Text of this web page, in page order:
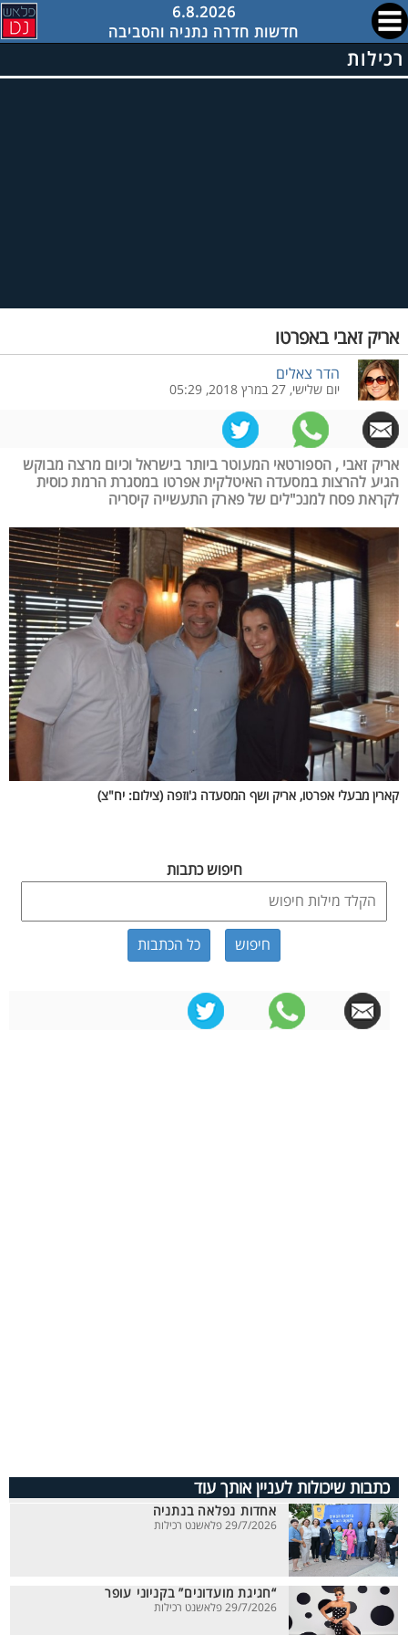
6.8.2026
חדשות חדרה נתניה והסביבה
רכילות
אריק זאבי באפרטו
הדר צאלים
יום שלישי, 27 במרץ 2018, 05:29
אריק זאבי , הספורטאי המעוטר ביותר בישראל וכיום מרצה מבוקש
הגיע להרצות במסעדה האיטלקית אפרטו במסגרת הרמת כוסית
לקראת פסח למנכ"לים של פארק התעשייה קיסריה
קארין מבעלי אפרטו, אריק ושף המסעדה ג'וזפה (צילום: יח"צ)
חיפוש כתבות
כל הכתבות
כתבות שיכולות לעניין אותך עוד
אחדות נפלאה בנתניה
29/7/2026 פלאשנט רכילות
“חגיגת מועדונים” בקניוני עופר
29/7/2026 פלאשנט רכילות